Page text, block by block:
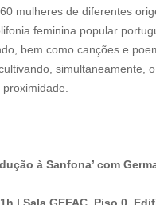
mulheres de diferentes
feminina popular
bem como canções e
simultaneamente,
à Sanfona’ com